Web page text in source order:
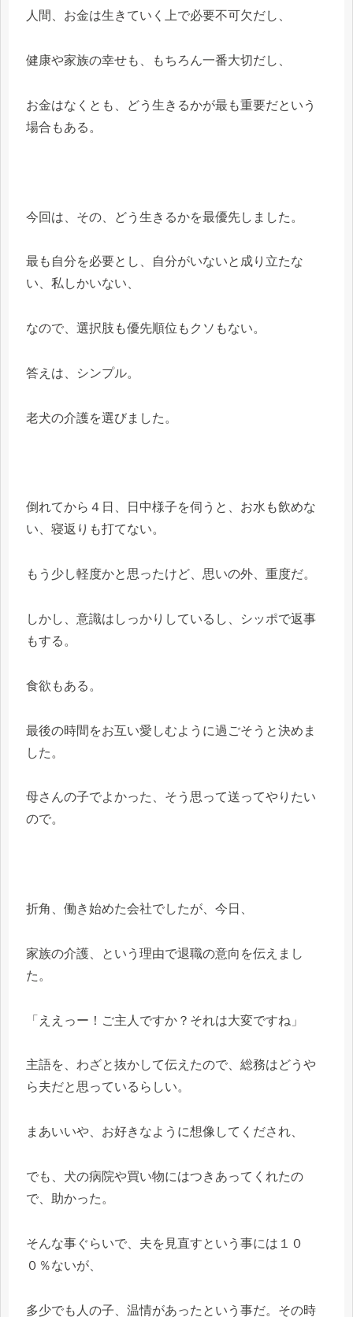
人間、お金は生きていく上で必要不可欠だし、
健康や家族の幸せも、もちろん一番大切だし、
お金はなくとも、どう生きるかが最も重要だという
場合もある。
今回は、その、どう生きるかを最優先しました。
最も自分を必要とし、自分がいないと成り立たな
い、私しかいない、
なので、選択肢も優先順位もクソもない。
答えは、シンプル。
老犬の介護を選びました。
倒れてから４日、日中様子を伺うと、お水も飲めな
い、寝返りも打てない。
もう少し軽度かと思ったけど、思いの外、重度だ。
しかし、意識はしっかりしているし、シッポで返事
もする。
食欲もある。
最後の時間をお互い愛しむように過ごそうと決めま
した。
母さんの子でよかった、そう思って送ってやりたい
ので。
折角、働き始めた会社でしたが、今日、
家族の介護、という理由で退職の意向を伝えまし
た。
「ええっー！ご主人ですか？それは大変ですね」
主語を、わざと抜かして伝えたので、総務はどうや
ら夫だと思っているらしい。
まあいいや、お好きなように想像してくだされ、
でも、犬の病院や買い物にはつきあってくれたの
で、助かった。
そんな事ぐらいで、夫を見直すという事には１０
０％ないが、
多少でも人の子、温情があったという事だ。その時